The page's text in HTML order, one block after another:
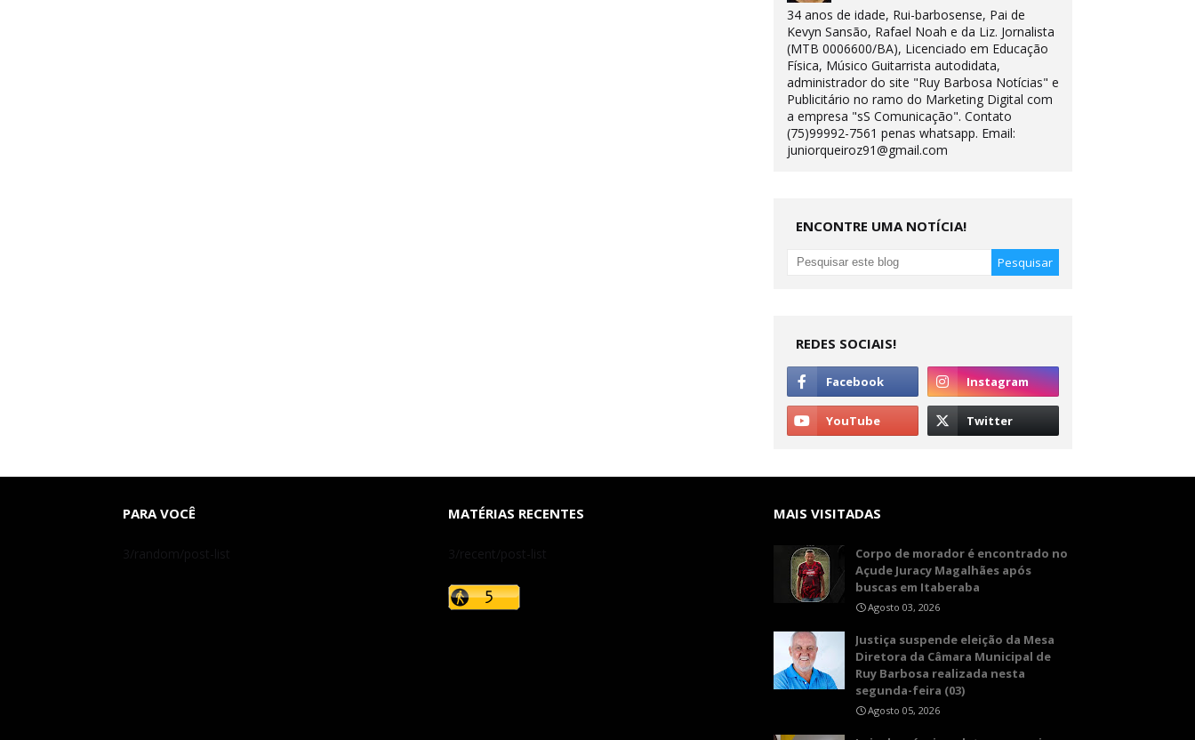
34 anos de idade, Rui-barbosense, Pai de
Kevyn Sansão, Rafael Noah e da Liz. Jornalista
(MTB 0006600/BA), Licenciado em Educação
Física, Músico Guitarrista autodidata,
administrador do site "Ruy Barbosa Notícias" e
Publicitário no ramo do Marketing Digital com
a empresa "sS Comunicação". Contato
(75)99992-7561 penas whatsapp. Email:
juniorqueiroz91@gmail.com
ENCONTRE UMA NOTÍCIA!
REDES SOCIAIS!
PARA VOCÊ
3/random/post-list
MATÉRIAS RECENTES
3/recent/post-list
MAIS VISITADAS
Corpo de morador é encontrado no
Açude Juracy Magalhães após
buscas em Itaberaba
Agosto 03, 2026
​Justiça suspende eleição da Mesa
Diretora da Câmara Municipal de
Ruy Barbosa realizada nesta
segunda-feira (03)
Agosto 05, 2026